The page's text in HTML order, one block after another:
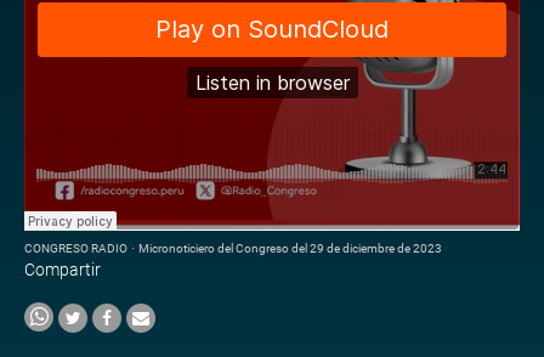
CONGRESO RADIO · Micronoticiero del Congreso del 29 de diciembre de 2023
Compartir